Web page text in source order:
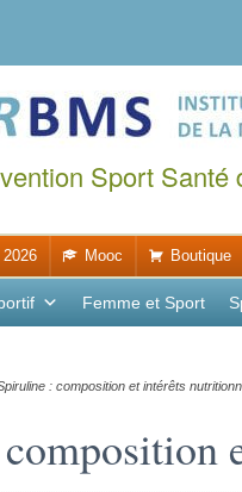
Sport Santé
Mooc Boutique
Femme et Sport
: composition et intérêts